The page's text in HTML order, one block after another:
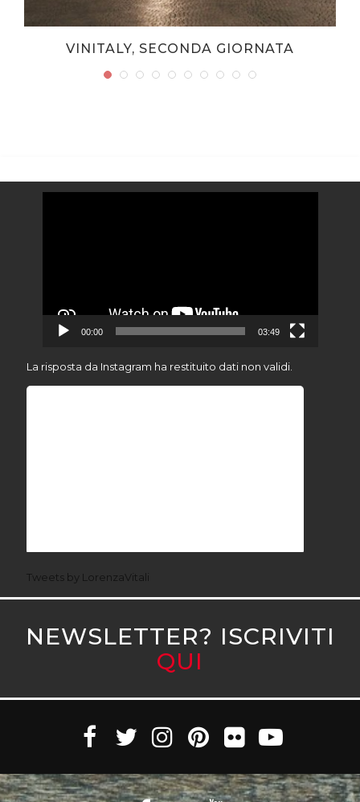
VINITALY, SECONDA GIORNATA
00:00 03:49
La risposta da Instagram ha restituito dati non validi.
Tweets by LorenzaVitali
NEWSLETTER? ISCRIVITI
QUI